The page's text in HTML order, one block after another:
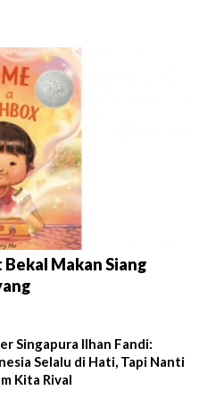
Bekal Makan Siang
Singapura Ilhan Fandi:
Selalu di Hati, Tapi Nanti
Kita Rival